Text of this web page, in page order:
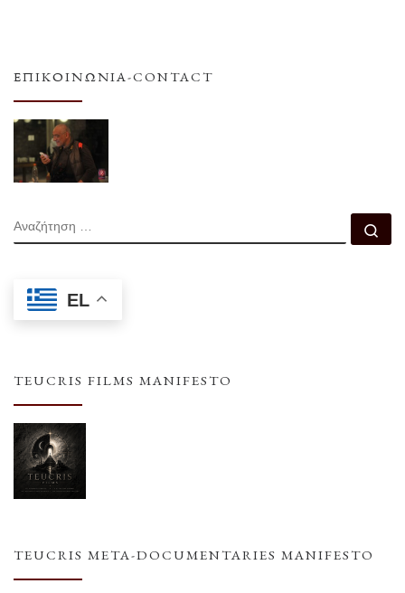
ΕΠΙΚΟΙΝΩΝΊΑ-CONTACT
ΑΝΑΖΉΤΗΣΗ
EL
TEUCRIS FILMS MANIFESTO
TEUCRIS META-DOCUMENTARIES MANIFESTO